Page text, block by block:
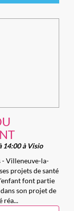
14:00 à Visio
- Villeneuve-la-
projets de santé
font partie
son projet de
réa...